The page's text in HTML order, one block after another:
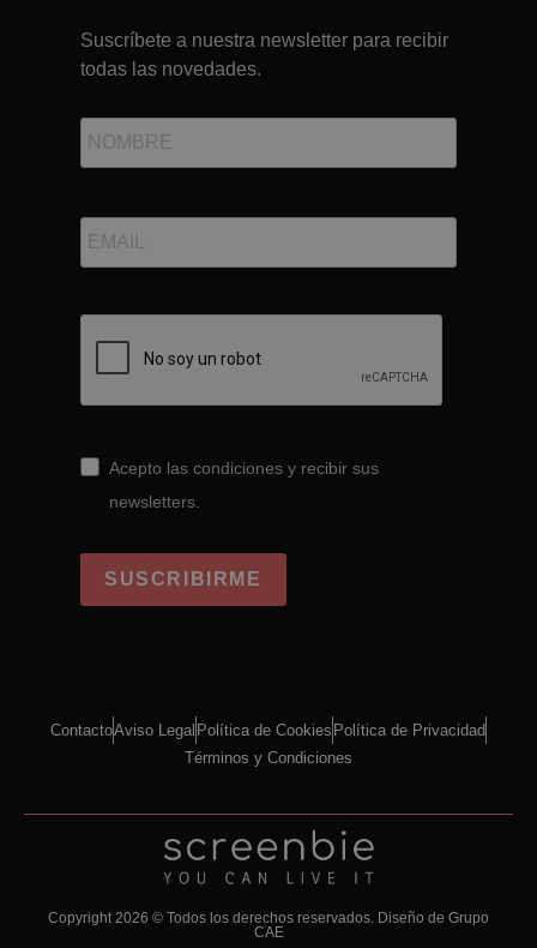
Suscríbete a nuestra newsletter para recibir
todas las novedades.
Acepto las condiciones y recibir sus
newsletters.
SUSCRIBIRME
ContactoAviso Legal Política de Cookies Política de Privacidad
Términos y Condiciones
Copyright 2026 © Todos los derechos reservados. Diseño de Grupo
CAE